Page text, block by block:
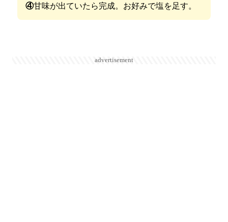
④甘味が出ていたら完成。お好みで塩を足す。
advertisement